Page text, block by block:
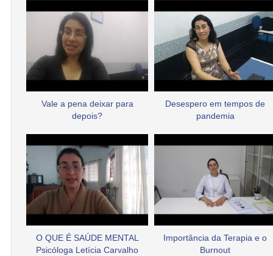
Vale a pena deixar para
depois?
Desespero em tempos de
pandemia
O QUE É SAÚDE MENTAL
Psicóloga Letícia Carvalho
Importância da Terapia e o
Burnout